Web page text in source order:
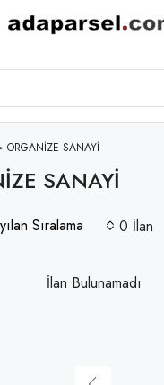
ORGANİZE SANAYİ
SANAYİ
0 İlan
Sıralama
İlan Bulunamadı